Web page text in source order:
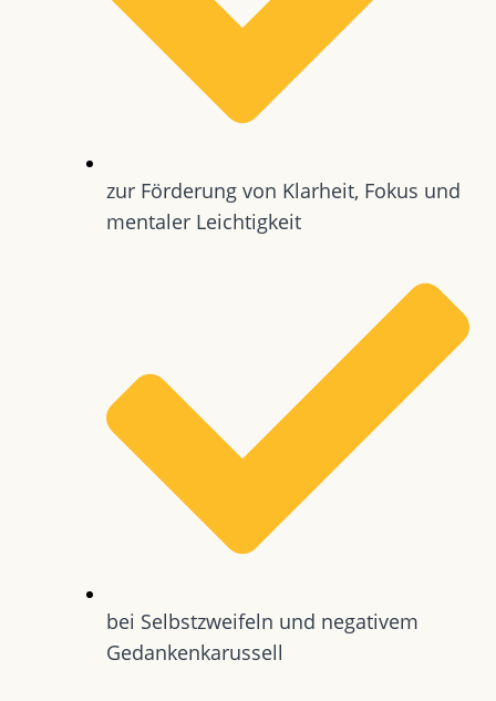
zur Förderung von Klarheit, Fokus und
mentaler Leichtigkeit
bei Selbstzweifeln und negativem
Gedankenkarussell